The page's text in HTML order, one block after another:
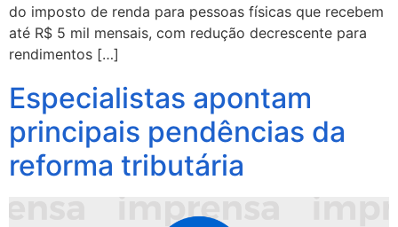
do imposto de renda para pessoas físicas que recebem
até R$ 5 mil mensais, com redução decrescente para
rendimentos […]
Especialistas apontam
principais pendências da
reforma tributária